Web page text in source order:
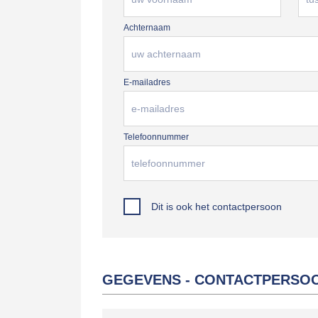
Achternaam
E-mailadres
Telefoonnummer
Dit is ook het contactpersoon
GEGEVENS -